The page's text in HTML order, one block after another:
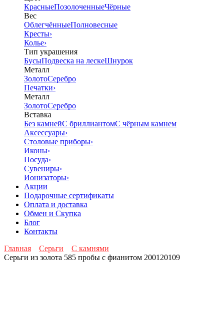
КрасныеПозолоченныеЧёрные
Вес
ОблегчённыеПолновесные
Кресты›
Колье›
Тип украшения
БусыПодвеска на лескеШнурок
Металл
ЗолотоСеребро
Печатки›
Металл
ЗолотоСеребро
Вставка
Без камнейС бриллиантомС чёрным камнем
Аксессуары›
Столовые приборы›
Иконы›
Посуда›
Сувениры›
Ионизаторы›
Акции
Подарочные сертификаты
Оплата и доставка
Обмен и Скупка
Блог
Контакты
Главная
Серьги
С камнями
Серьги из золота 585 пробы с фианитом 200120109